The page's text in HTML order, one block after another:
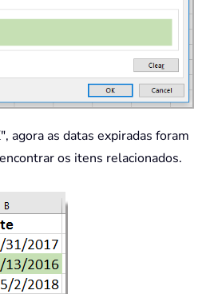
agora as datas expiradas foram
os itens relacionados.